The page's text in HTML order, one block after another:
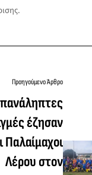
Προηγούμενο Άρθρο
έζησαν
Παλαίμαχοι
Λέρου στον